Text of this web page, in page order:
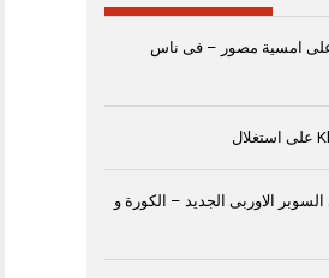
امسية مصور – فى ناس
على استغلال
الاوربى الجديد – الكورة و